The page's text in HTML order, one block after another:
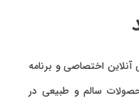
آنلاین اختصاصیو برنامه
سالم و طبیعی در